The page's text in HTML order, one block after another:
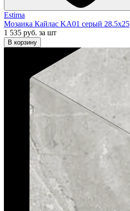
Estima
Мозаика Кайлас KA01 серый 28.5x25
1 535 руб. за шт
В корзину